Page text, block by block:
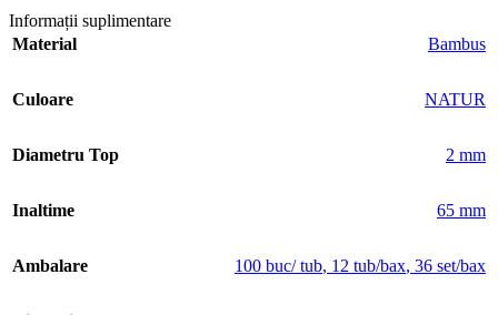
Informații suplimentare
Material
Bambus
Culoare NATUR
Diametru Top 2 mm
Inaltime 65 mm
Ambalare 100 buc/ tub, 12 tub/bax, 36 set/bax